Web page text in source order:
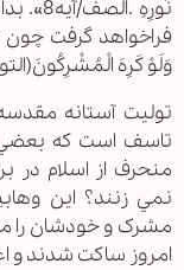
نُورِهِ
فراخواهد گرفت چون
وَلَوْ كَرِهَ الْمُشْرِكُونَ(التوبة/
تولیت آستانه
تاسف است كه بعضي
منحرف از اسلام در
نمي زنند؟ اين
مشرک و خودشان را
امروز ساكت شدند و